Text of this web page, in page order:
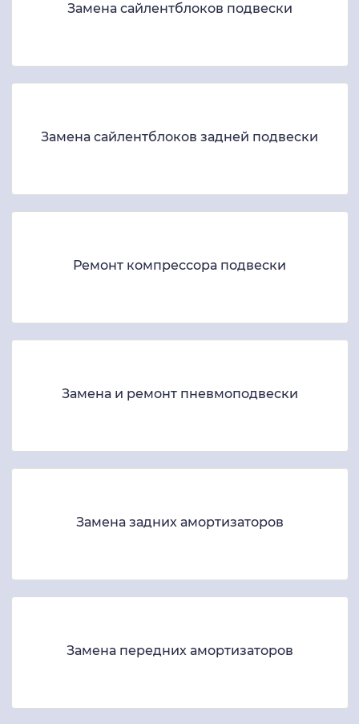
Замена сайлентблоков подвески
Замена сайлентблоков задней подвески
Ремонт компрессора подвески
Замена и ремонт пневмоподвески
Замена задних амортизаторов
Замена передних амортизаторов